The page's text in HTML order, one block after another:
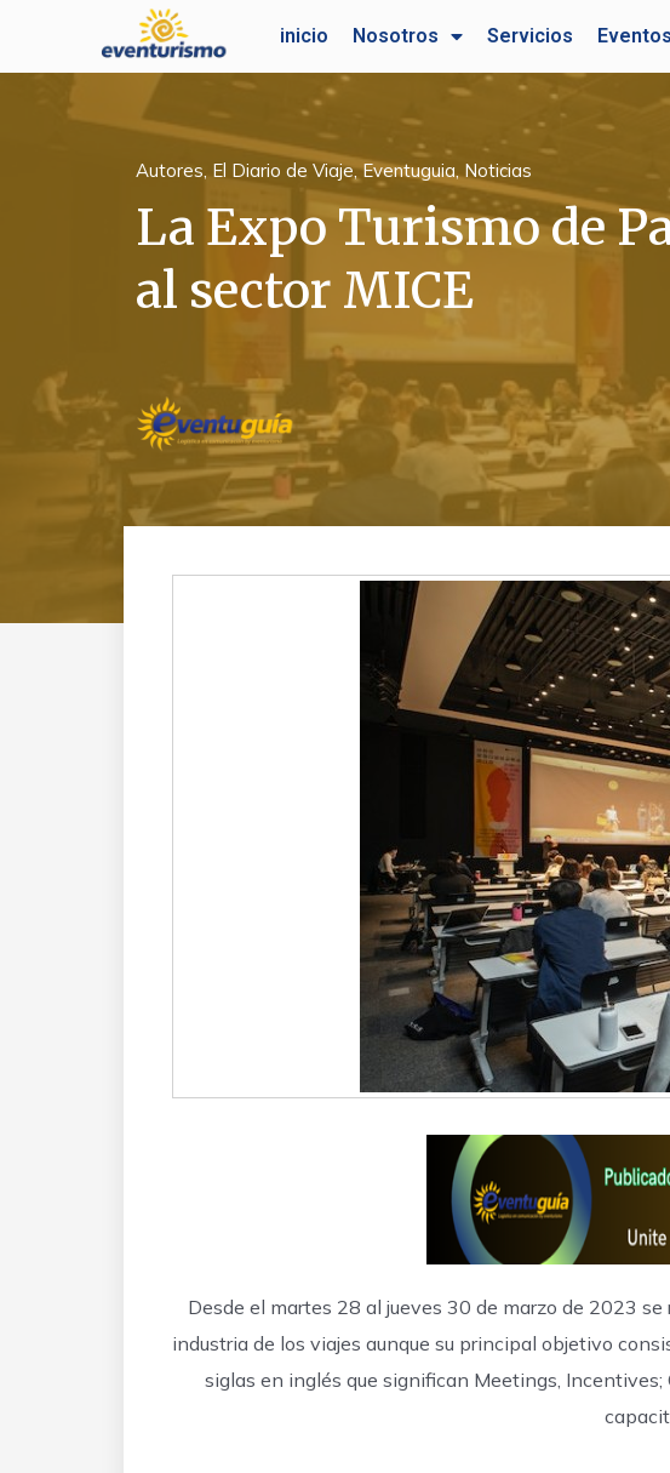
inicio Nosotros Servicios Eventos
Autores, El Diario de Viaje,Eventuguia, Noticias
La Expo Turismo de
al sector MICE
Desde el martes 28 al jueves 30 de marzo de 2023
industria de los viajes aunque su principal objetivo
siglas en inglés que significan Meetings,